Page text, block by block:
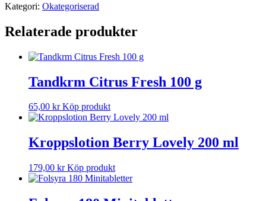
Kategori: Okategoriserad
Relaterade produkter
Tandkrm Citrus Fresh 100 g
65,00 kr Köp produkt
Kroppslotion Berry Lovely 200 ml
179,00 kr Köp produkt